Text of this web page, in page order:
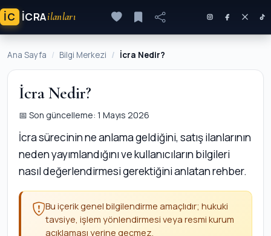
İC ICRAilanları
Ana Sayfa Bilgi Merkezi İcra Nedir?
İcra Nedir?
📅 Son güncelleme: 1 Mayıs 2026
İcra sürecinin ne anlama geldiğini, satış ilanlarının
neden yayımlandığını ve kullanıcıların bilgileri
nasıl değerlendirmesi gerektiğini anlatan rehber.
Bu içerik genel bilgilendirme amaçlıdır; hukuki
tavsiye, işlem yönlendirmesi veya resmi kurum
açıklaması yerine geçmez.